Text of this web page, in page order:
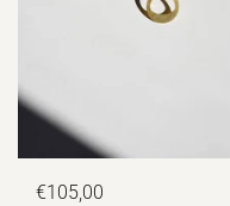
€105,00